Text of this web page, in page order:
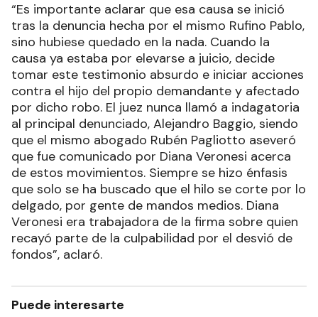
“Es importante aclarar que esa causa se inició
tras la denuncia hecha por el mismo Rufino Pablo,
sino hubiese quedado en la nada. Cuando la
causa ya estaba por elevarse a juicio, decide
tomar este testimonio absurdo e iniciar acciones
contra el hijo del propio demandante y afectado
por dicho robo. El juez nunca llamó a indagatoria
al principal denunciado, Alejandro Baggio, siendo
que el mismo abogado Rubén Pagliotto aseveró
que fue comunicado por Diana Veronesi acerca
de estos movimientos. Siempre se hizo énfasis
que solo se ha buscado que el hilo se corte por lo
delgado, por gente de mandos medios. Diana
Veronesi era trabajadora de la firma sobre quien
recayó parte de la culpabilidad por el desvió de
fondos”, aclaró.
Puede interesarte